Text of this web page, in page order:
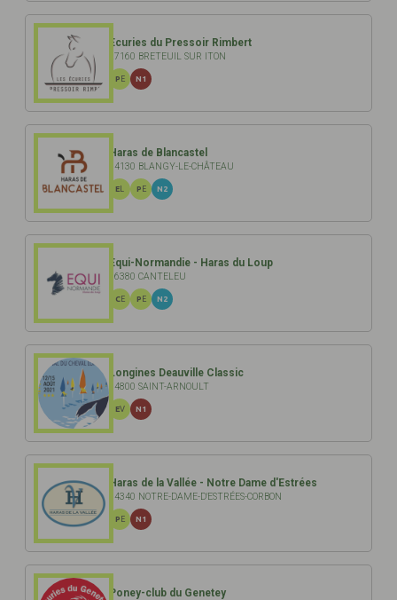
Ecuries du Pressoir Rimbert
27160 BRETEUIL SUR ITON
PE N1
Haras de Blancastel
14130 BLANGY-LE-CHÂTEAU
EL PE N2
Equi-Normandie - Haras du Loup
76380 CANTELEU
CE PE N2
Longines Deauville Classic
14800 SAINT-ARNOULT
EV N1
Haras de la Vallée - Notre Dame d'Estrées
14340 NOTRE-DAME-D'ESTRÉES-CORBON
PE N1
Poney-club du Genetey